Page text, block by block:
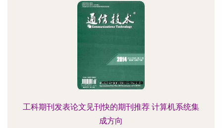
工科期刊发表论文见刊快的期刊推荐 计算机系统集
成方向